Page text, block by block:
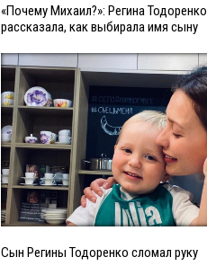
«Почему Михаил?»: Регина Тодоренко
рассказала, как выбирала имя сыну
Сын Регины Тодоренко сломал руку